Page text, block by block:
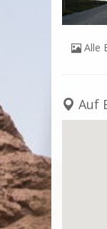
Video: Alle
Auf